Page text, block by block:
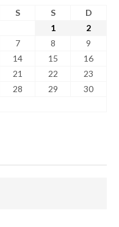
S S
D
1
2
7 8
9
14 15
16
21 22
23
28 29
30